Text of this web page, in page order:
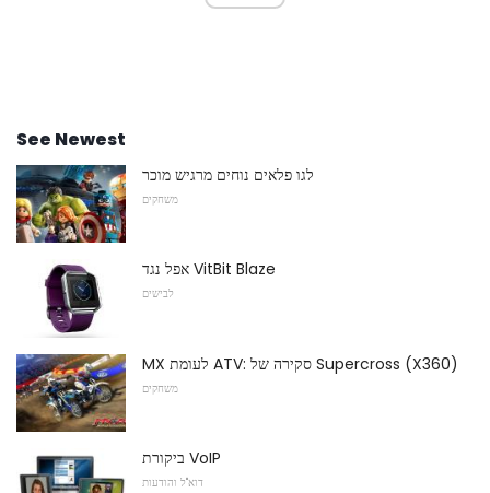
See Newest
לגו פלאים נוחים מרגיש מוכר
משחקים
אפל נגד VitBit Blaze
לבישים
MX לעומת ATV: סקירה של Supercross (X360)
משחקים
ביקורת VoIP
דוא"ל והודעות